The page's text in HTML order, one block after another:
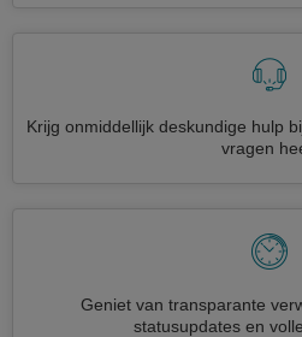
Krijg onmiddellijk deskundige hulp
vragen
Geniet van transparante
statusupdates en